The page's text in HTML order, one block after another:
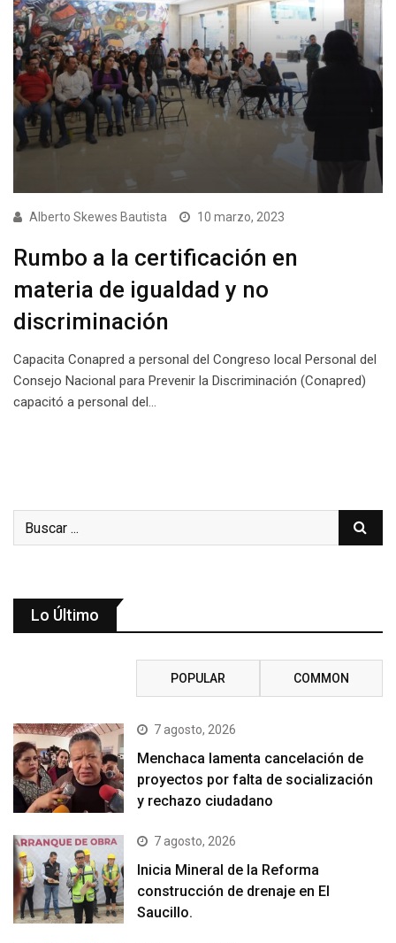
Alberto Skewes Bautista 10 marzo, 2023
Rumbo a la certificación en
materia de igualdad y no
discriminación
Capacita Conapred a personal del Congreso local Personal del
Consejo Nacional para Prevenir la Discriminación (Conapred)
capacitó a personal del…
Lo Último
POPULAR COMMON
7 agosto, 2026
Menchaca lamenta cancelación de
proyectos por falta de socialización
y rechazo ciudadano
7 agosto, 2026
Inicia Mineral de la Reforma
construcción de drenaje en El
Saucillo.